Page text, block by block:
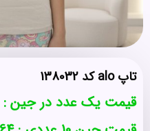
تاپ alo کد 138032
قیمت یک عدد در جین :